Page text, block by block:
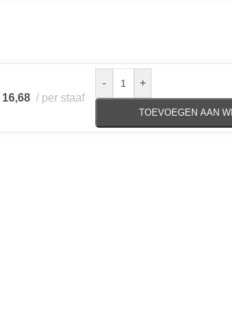
16,68 per staaf
- +
TOEVOEGEN AAN